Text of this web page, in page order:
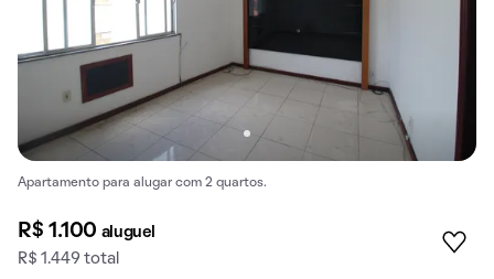
Apartamento para alugar com 2 quartos.
R$ 1.100 aluguel
R$ 1.449 total